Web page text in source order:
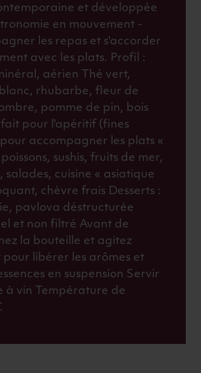
et développée
en mouvement -
les repas et s'accorder
avec les plats. Profil :
aérien Thé vert,
rhubarbe, fleur de
pomme de pin, bois
pour l'apéritif (fines
accompagner les plats «
sushis, fruits de mer,
salades, cuisine « asiatique
chèvre frais Desserts :
pavlova déstructurée
et non filtré Avant de
la bouteille et agitez
libérer les arômes et
en suspension Servir
à vin Température de